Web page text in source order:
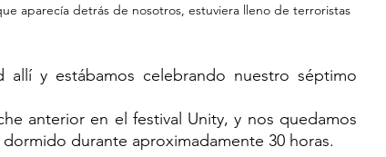
aparecía detrás de nosotros, estuviera lleno de terroristas
y estábamos celebrando nuestro séptimo
anterior en el festival Unity, y nos quedamos
durante aproximadamente 30 horas.